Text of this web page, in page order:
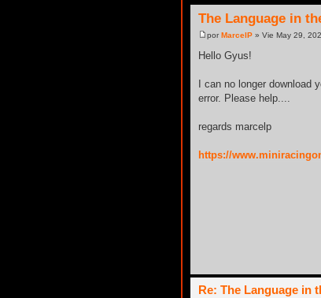
The Language in
por MarcelP » Vie May 29,
Hello Gyus!
I can no longer
error. Please help....
regards marcelp
https://
Re: The Language in